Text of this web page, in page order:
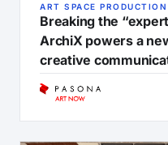
ART SPACE PRODUCTION
Breaking the
ArchiX powers a
creative